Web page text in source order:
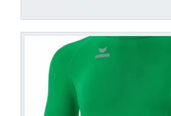
till
399 kr